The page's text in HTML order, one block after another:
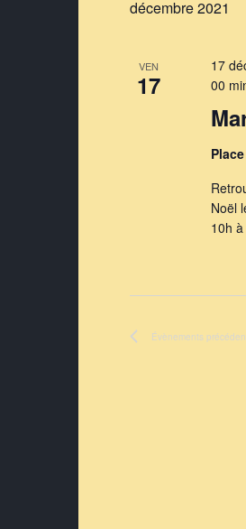
décembre 2021
VEN
17
17
00
Noël
10h
Évènements